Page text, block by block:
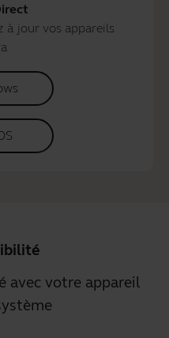
à jour vos appareils
avec votre appareil